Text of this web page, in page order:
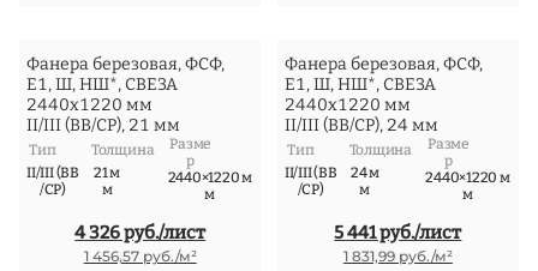
Фанера березовая, ФСФ,
Е1, Ш, НШ*, СВЕЗА
2440x1220 мм
II/III (ВВ/СР), 21 мм
Тип
II/III (ВВ
/СР)
Толщина
21 м
м
Разме
р
2440×1220 м
м
4 326 руб./лист
1 456,57 руб./м²
Фанера березовая, ФСФ,
Е1, Ш, НШ*, СВЕЗА
2440x1220 мм
II/III (ВВ/СР), 24 мм
Тип
II/III (ВВ
/СР)
Толщина
24 м
м
Разме
р
2440×1220 м
м
5 441 руб./лист
1 831,99 руб./м²